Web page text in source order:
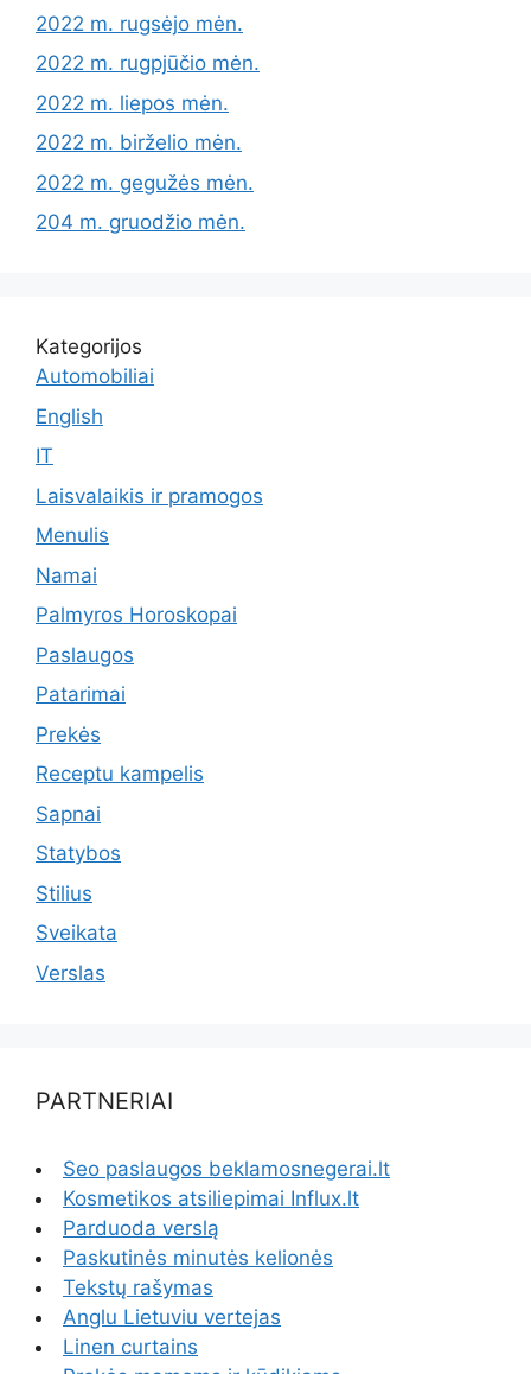
2022 m. rugsėjo mėn.
2022 m. rugpjūčio mėn.
2022 m. liepos mėn.
2022 m. birželio mėn.
2022 m. gegužės mėn.
204 m. gruodžio mėn.
Kategorijos
Automobiliai
English
IT
Laisvalaikis ir pramogos
Menulis
Namai
Palmyros Horoskopai
Paslaugos
Patarimai
Prekės
Receptu kampelis
Sapnai
Statybos
Stilius
Sveikata
Verslas
PARTNERIAI
Seo paslaugos beklamosnegerai.lt
Kosmetikos atsiliepimai Influx.lt
Parduoda verslą
Paskutinės minutės kelionės
Tekstų rašymas
Anglu Lietuviu vertejas
Linen curtains